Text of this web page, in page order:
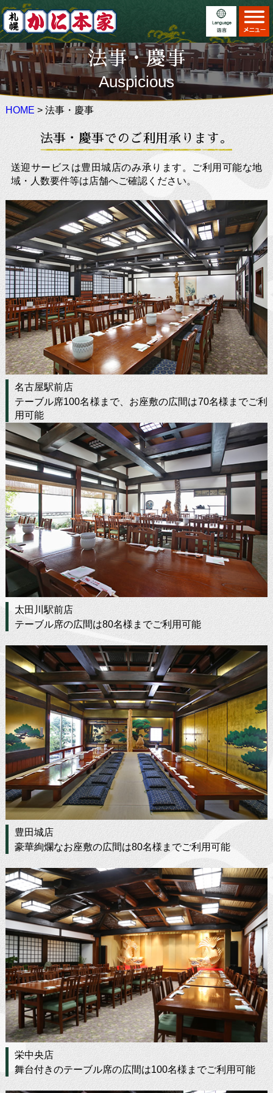
ホーム
お料理 Menu
店舗案内 Locations
こだわり
イベント Event
法事・慶事 Auspicious
お知らせ Information
かに寿司 販売情報
ご利用案内
Information
会社案内 About us
求人情報 Recruit
法事・慶事
Auspicious
HOME > 法事・慶事
法事・慶事でのご利用承ります。
送迎サービスは豊田城店のみ承ります。ご利用可能な地
域・人数要件等は店舗へご確認ください。
名古屋駅前店
テーブル席100名様まで、お座敷の広間は70名様までご利
用可能
太田川駅前店
テーブル席の広間は80名様までご利用可能
豊田城店
豪華絢爛なお座敷の広間は80名様までご利用可能
栄中央店
舞台付きのテーブル席の広間は100名様までご利用可能
日本語
English
繁體中文
简体中文
×